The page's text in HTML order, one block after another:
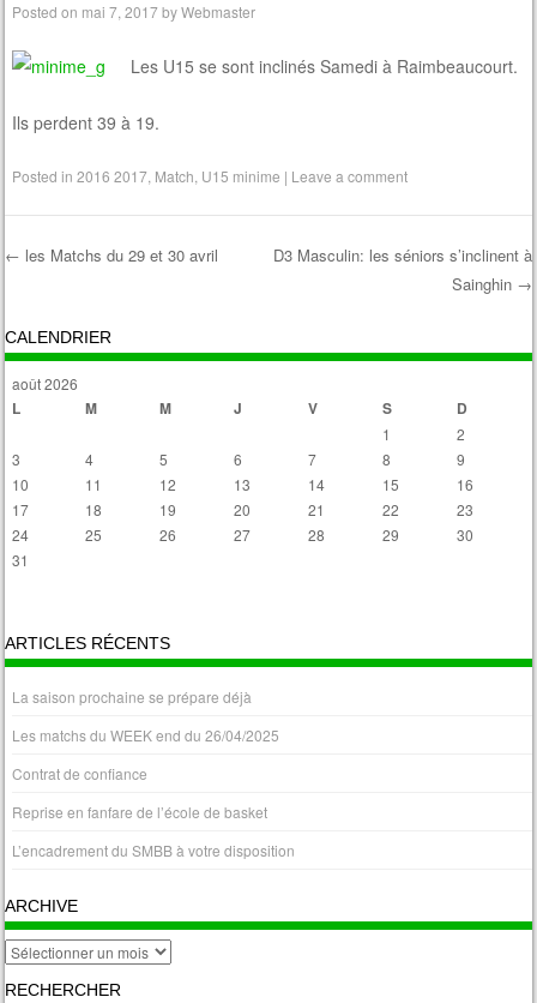
Posted on mai 7, 2017byWebmaster
Les U15 se sont inclinés Samedi à Raimbeaucourt.
Ils perdent 39 à 19.
Posted in2016 2017 Match U15 minime | Leave a comment
← les Matchs du 29 et 30 avril
D3 Masculin: les séniors s’inclinent à
Sainghin →
CALENDRIER
août 2026
L M M J V S D
1
2
3
4 5 6 7 8
9
10
11 12 13 14 15
16
17
18 19 20 21 22
23
24
25 26 27 28 29
30
31
ARTICLES RÉCENTS
La saison prochaine se prépare déjà
Les matchs du WEEK end du 26/04/2025
Contrat de confiance
Reprise en fanfare de l’école de basket
L’encadrement du SMBB à votre disposition
ARCHIVE
archive
RECHERCHER